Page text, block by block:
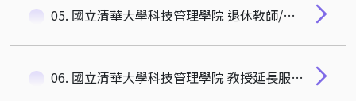
05. 國立清華大學科技管理學院 退休教師/離職空間使用原則
06. 國立清華大學科技管理學院 教授延長服務作業要點